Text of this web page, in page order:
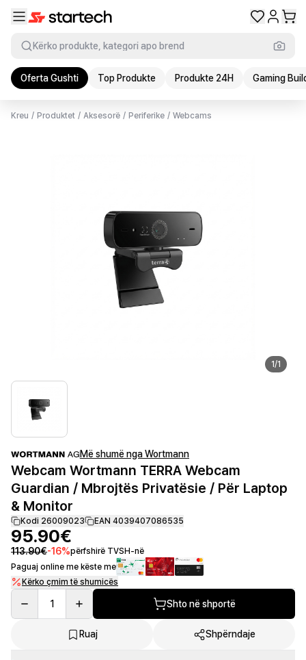
Kërko produkte, kategori apo brend
Oferta Gushti Top Produkte Produkte 24H Gaming
Kreu / Produktet / Aksesorë / Periferike / Webcams
1/1
Më shumë nga Wortmann
Webcam Wortmann TERRA Webcam
Guardian / Mbrojtës Privatësie / Për Laptop
& Monitor
Kodi 26009023 EAN 4039407086535
95.90€
113.90€-16%përfshirë TVSH-në
Paguaj online me këste me
Kërko çmim të shumicës
1 Shto në shportë
Ruaj Shpërndaje